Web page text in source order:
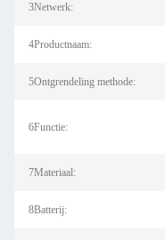
3Netwerk:
4Productnaam:
5Ontgrendeling methode:
6Functie:
7Materiaal:
8Batterij: